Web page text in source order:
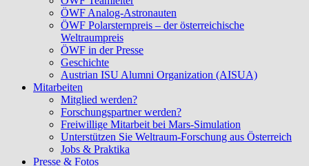
ÖWF Analog-Astronauten
ÖWF Polarsternpreis – der österreichische
Weltraumpreis
ÖWF in der Presse
Geschichte
Austrian ISU Alumni Organization (AISUA)
Mitarbeiten
Mitglied werden?
Forschungspartner werden?
Freiwillige Mitarbeit bei Mars-Simulation
Unterstützen Sie Weltraum-Forschung aus Österreich
Jobs & Praktika
Presse & Fotos